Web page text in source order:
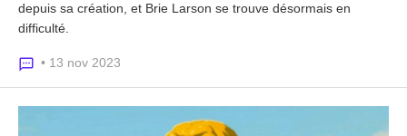
depuis sa création, et Brie Larson se trouve désormais en
difficulté.
• 13 nov 2023